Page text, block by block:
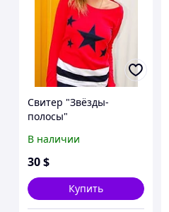
Свитер "Звёзды-
полосы"
В наличии
30$
Купить